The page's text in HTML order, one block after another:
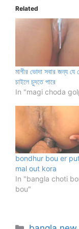
Related
মাগীর ভোদা সবার জন্য যে
চাইলে চুদতে পারে
In "magi choda
bondhur bou er
mal out kora
In "bangla choti
bou"
Categories